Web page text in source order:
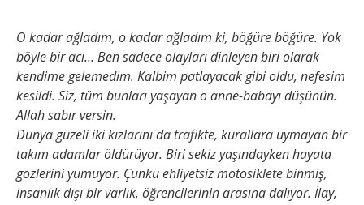
O kadar ağladım, o kadar ağladım ki, böğüre böğüre. Yok
böyle bir acı… Ben sadece olayları dinleyen biri olarak
kendime gelemedim. Kalbim patlayacak gibi oldu, nefesim
kesildi. Siz, tüm bunları yaşayan o anne-babayı düşünün.
Allah sabır versin.
Dünya güzeli iki kızlarını da trafikte, kurallara uymayan bir
takım adamlar öldürüyor. Biri sekiz yaşındayken hayata
gözlerini yumuyor. Çünkü ehliyetsiz motosiklete binmiş,
insanlık dışı bir varlık, öğrencilerinin arasına dalıyor. İlay,